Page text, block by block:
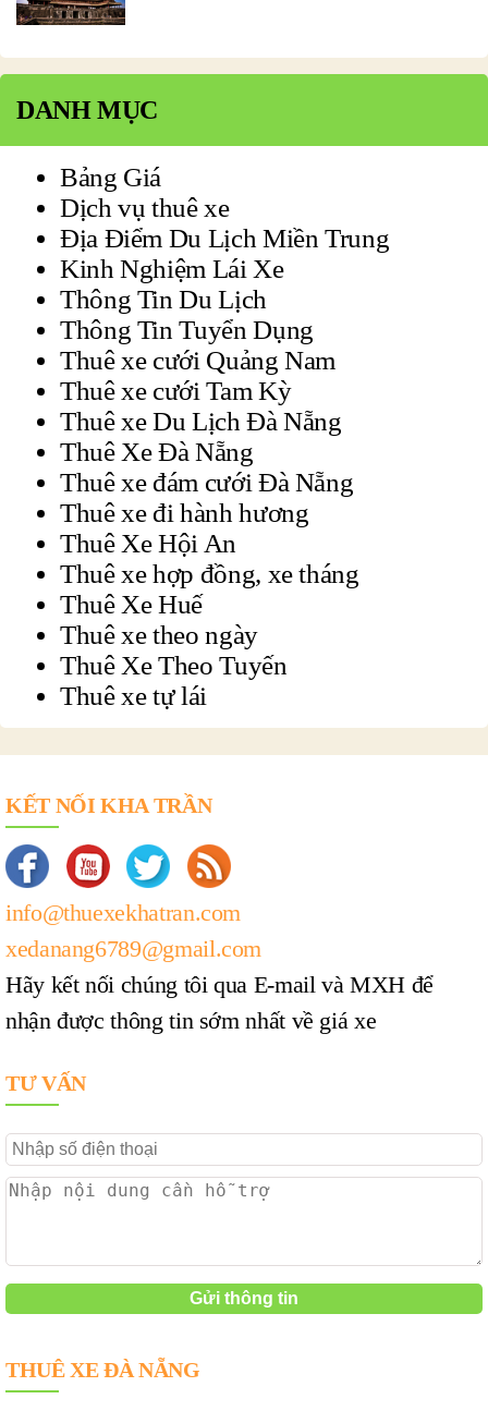
DANH MỤC
Bảng Giá
Dịch vụ thuê xe
Địa Điểm Du Lịch Miền Trung
Kinh Nghiệm Lái Xe
Thông Tin Du Lịch
Thông Tin Tuyển Dụng
Thuê xe cưới Quảng Nam
Thuê xe cưới Tam Kỳ
Thuê xe Du Lịch Đà Nẵng
Thuê Xe Đà Nẵng
Thuê xe đám cưới Đà Nẵng
Thuê xe đi hành hương
Thuê Xe Hội An
Thuê xe hợp đồng, xe tháng
Thuê Xe Huế
Thuê xe theo ngày
Thuê Xe Theo Tuyến
Thuê xe tự lái
KẾT NỐI KHA TRẦN
info@thuexekhatran.com
xedanang6789@gmail.com
Hãy kết nối chúng tôi qua E-mail và MXH để
nhận được thông tin sớm nhất về giá xe
TƯ VẤN
THUÊ XE ĐÀ NẴNG